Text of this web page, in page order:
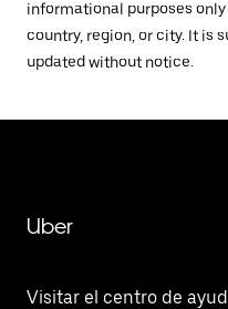
informational purposes
country, region, or city. It is
updated without notice.
Uber
Visitar el centro de